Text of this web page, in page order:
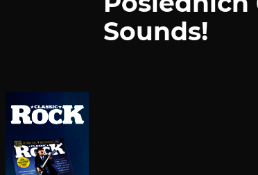
Sounds!